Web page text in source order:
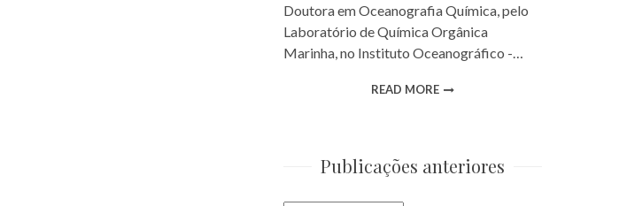
Doutora em Oceanografia Química, pelo
Laboratório de Química Orgânica
Marinha, no Instituto Oceanográfico -…
READ MORE
Publicações anteriores